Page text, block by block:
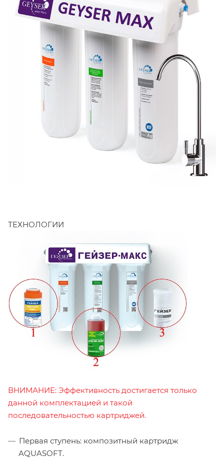
ТЕХНОЛОГИИ
ВНИМАНИЕ: Эффективность достигается только
данной комплектацией и такой
последовательностью картриджей.
Первая ступень: композитный картридж
AQUASOFT.